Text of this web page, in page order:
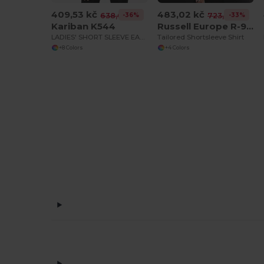
409,53 kč 638,09 kč
-36%
Kariban K544
+8 Colors
483,02 kč 723,61 kč
-33%
Russell Europe R-947M-0
Tailored Shortsleeve Shirt
+4 Colors